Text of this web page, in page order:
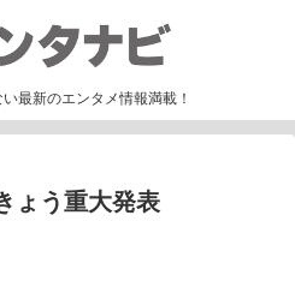
最新のエンタメ情報満載！
ょう重大発表